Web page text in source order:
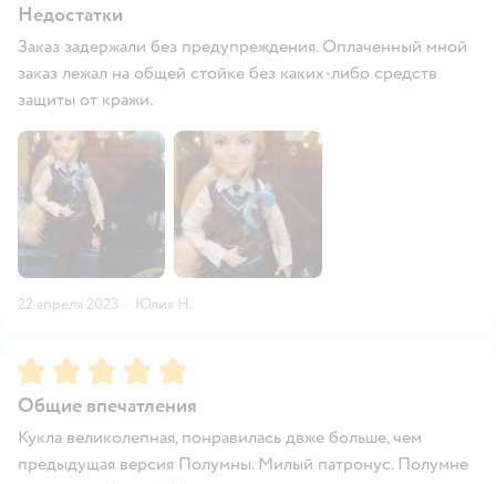
Недостатки
Заказ задержали без предупреждения. Оплаченный мной
заказ лежал на общей стойке без каких-либо средств
защиты от кражи.
22 апреля 2023 · Юлия Н.
Рейтинг:5
Общие впечатления
Кукла великолепная, понравилась двже больше, чем
предыдущая версия Полумны. Милый патронус. Полумне